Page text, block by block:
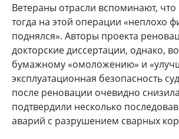
Ветераны отрасли вспоминают, что
тогда на этой операции «неплохо
поднялся». Авторы проекта
докторские диссертации, однако,
бумажному «омоложению» и
эксплуатационная безопасность
после реновации очевидно
подтвердили несколько
аварий с разрушением сварных